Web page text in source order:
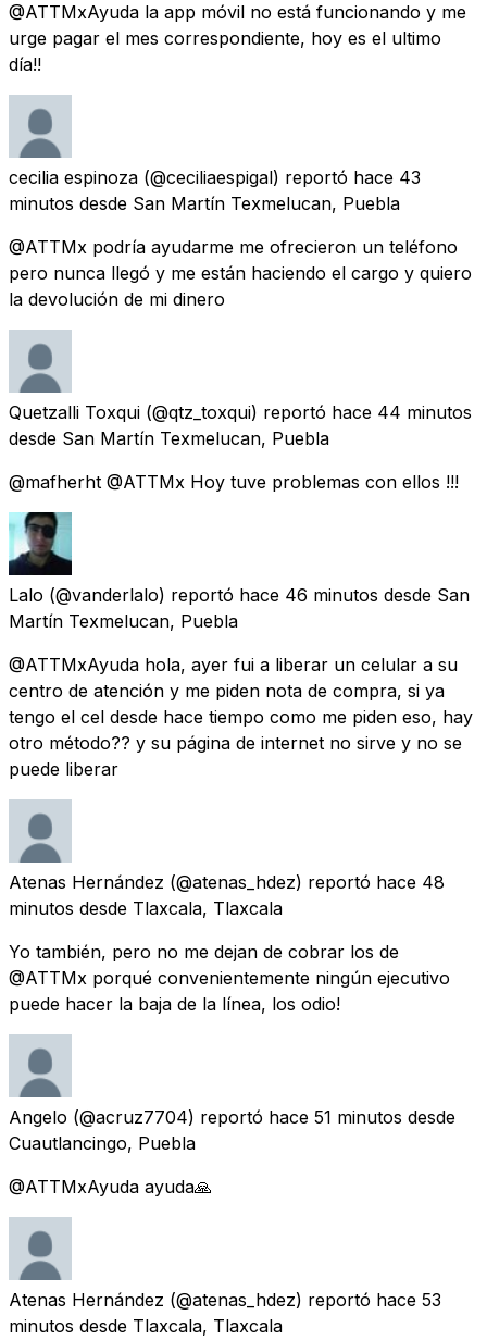
@ATTMxAyuda la app móvil no está funcionando y me
urge pagar el mes correspondiente, hoy es el ultimo
día!!
cecilia espinoza (@ceciliaespigal) reportó hace 43
minutos desde San Martín Texmelucan, Puebla
@ATTMx podría ayudarme me ofrecieron un teléfono
pero nunca llegó y me están haciendo el cargo y quiero
la devolución de mi dinero
Quetzalli Toxqui (@qtz_toxqui) reportó hace 44 minutos
desde San Martín Texmelucan, Puebla
@mafherht @ATTMx Hoy tuve problemas con ellos !!!
Lalo (@vanderlalo) reportó hace 46 minutos desde San
Martín Texmelucan, Puebla
@ATTMxAyuda hola, ayer fui a liberar un celular a su
centro de atención y me piden nota de compra, si ya
tengo el cel desde hace tiempo como me piden eso, hay
otro método?? y su página de internet no sirve y no se
puede liberar
Atenas Hernández (@atenas_hdez) reportó hace 48
minutos desde Tlaxcala, Tlaxcala
Yo también, pero no me dejan de cobrar los de
@ATTMx porqué convenientemente ningún ejecutivo
puede hacer la baja de la línea, los odio!
Angelo (@acruz7704) reportó hace 51 minutos desde
Cuautlancingo, Puebla
@ATTMxAyuda ayuda🙏
Atenas Hernández (@atenas_hdez) reportó hace 53
minutos desde Tlaxcala, Tlaxcala